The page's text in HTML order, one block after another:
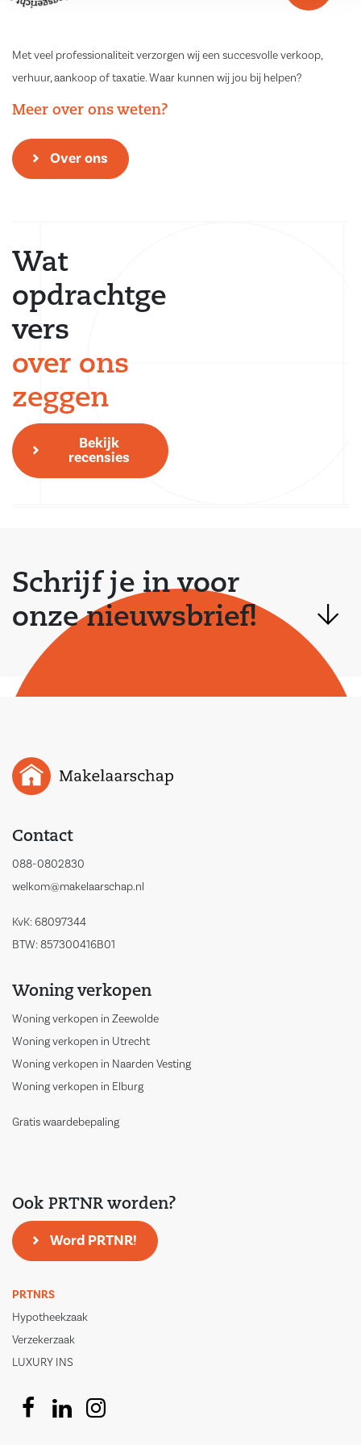
Met veel professionaliteit verzorgen wij een succesvolle verkoop,
verhuur, aankoop of taxatie. Waar kunnen wij jou bij helpen?
Meer over ons weten?
Over ons
Schrijf je in voor
onze nieuwsbrief!
Wat
opdrachtge
vers
over ons
zeggen
Bekijk
recensies
Contact
088-0802830
welkom@makelaarschap.nl
KvK: 68097344
BTW: 857300416B01
Woning verkopen
Woning verkopen in Zeewolde
Woning verkopen in Utrecht
Woning verkopen in Naarden Vesting
Woning verkopen in Elburg
Gratis waardebepaling
Ook PRTNR worden?
Word PRTNR!
PRTNRS
Hypotheekzaak
Verzekerzaak
LUXURY INS